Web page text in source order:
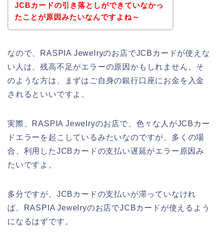
JCBカードの引き落としができていなかっ
たことが原因みたいなんですよね～
なので、RASPIA Jewelryのお店でJCBカードが使えな
い人は、残高不足がエラーの原因かもしれません。そ
のような方は、まずはご自身の銀行口座にお金を入金
されるといいですよ。
実際、RASPIA Jewelryのお店で、色々な人がJCBカー
ドエラーを起こしているみたいなのですが、多くの場
合、利用したJCBカードの支払い遅延がエラー原因み
たいですよ。
多分ですが、JCBカードの支払いが滞っていなけれ
ば、RASPIA Jewelryのお店でJCBカードが使えるよう
になるはずです。